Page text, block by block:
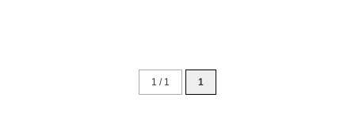
1 / 1 1